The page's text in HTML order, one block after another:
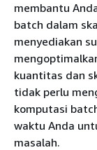
membantu
batch dalam
menyediakan
kuantitas dan
tidak perlu
komputasi
waktu Anda
masalah.